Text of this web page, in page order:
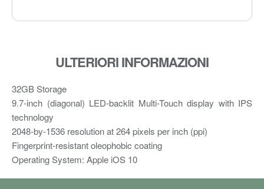
ULTERIORI INFORMAZIONI
32GB Storage
9.7-inch (diagonal) LED-backlit Multi-Touch display with IPS
technology
2048-by-1536 resolution at 264 pixels per inch (ppi)
Fingerprint-resistant oleophobic coating
Operating System: Apple iOS 10